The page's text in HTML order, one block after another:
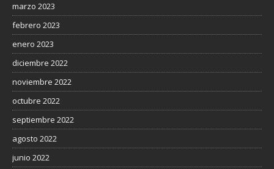
marzo 2023
febrero 2023
enero 2023
diciembre 2022
noviembre 2022
octubre 2022
septiembre 2022
agosto 2022
junio 2022